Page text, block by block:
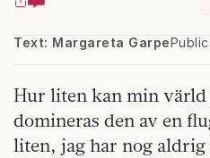
Text: Margareta Garpe
Hur liten kan min värld
domineras den av en
liten, jag har nog aldrig